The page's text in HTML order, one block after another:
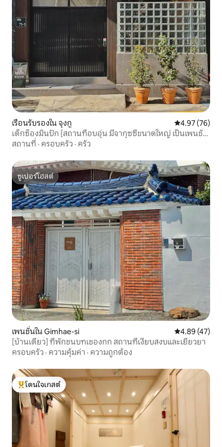
เรือนรับรองใน จุงกู คะแนนเฉลี่ย
4.97 (76)
เด็กซ็องมินปัก [สถานที่อบอุ่น มีจากุซซี่ขนาดใหญ่ เป็นเพนชั่น
ส่วนตัว] DS private hotel
สถานที่ · ครอบครัว · ครัว
ซูเปอร์โฮสต์
ซูเปอร์โฮสต์
เพนชั่นใน Gimhae-si คะแนนเฉลี่ย
4.89 (47)
[บ้านเดี่ยว] ที่พักชนบทเชองกก สถานที่เงียบสงบและเยียวยา
ครอบครัว · ความคุ้มค่า · ความถูกต้อง
โดนใจเกสต์ที่สุด
โดนใจเกสต์